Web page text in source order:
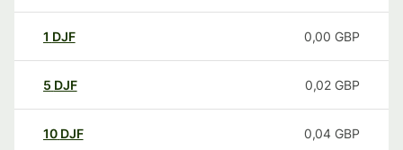
1 DJF 0,00 GBP
5 DJF 0,02 GBP
10 DJF 0,04 GBP